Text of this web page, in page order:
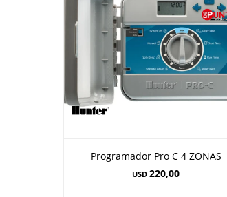
Programador Pro C 4 ZONAS
USD 220,00